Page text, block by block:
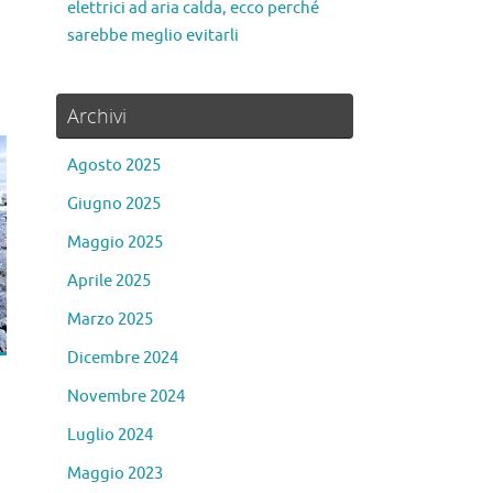
elettrici ad aria calda, ecco perché
sarebbe meglio evitarli
Archivi
Agosto 2025
Giugno 2025
Maggio 2025
Aprile 2025
Marzo 2025
Dicembre 2024
Novembre 2024
Luglio 2024
Maggio 2023